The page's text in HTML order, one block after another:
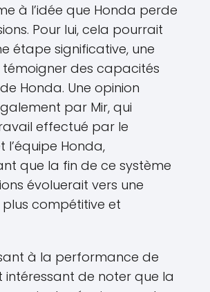
à l’idée que Honda perde
Pour lui, cela pourrait
étape significative, une
des capacités
Honda. Une opinion
par Mir, qui
effectué par le
l’équipe Honda,
que la fin de ce système
évoluerait vers une
compétitive et
à la performance de
intéressant de noter que la